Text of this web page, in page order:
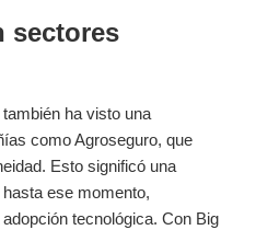
sectores
ha visto una
como Agroseguro, que
Esto significó una
hasta ese momento,
tecnológica. Con Big